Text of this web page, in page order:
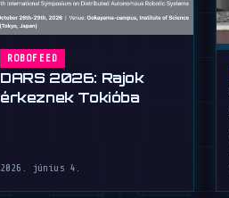
ROBOFEED
DARS 2026: Rajok
érkeznek Tokióba
2026. június 4.